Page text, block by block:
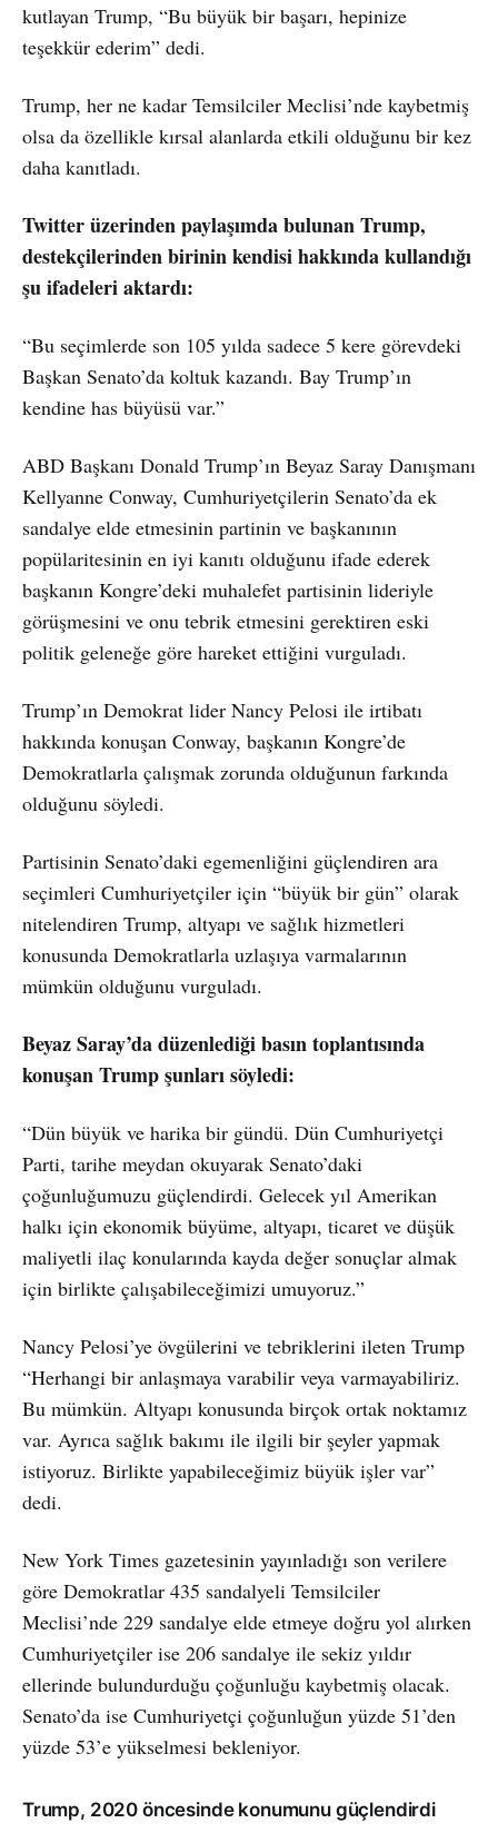
kutlayan Trump, “Bu büyük bir başarı, hepinize
teşekkür ederim” dedi.
Trump, her ne kadar Temsilciler Meclisi’nde kaybetmiş
olsa da özellikle kırsal alanlarda etkili olduğunu bir kez
daha kanıtladı.
Twitter üzerinden paylaşımda bulunan Trump,
destekçilerinden birinin kendisi hakkında kullandığı
şu ifadeleri aktardı:
“Bu seçimlerde son 105 yılda sadece 5 kere görevdeki
Başkan Senato’da koltuk kazandı. Bay Trump’ın
kendine has büyüsü var.”
ABD Başkanı Donald Trump’ın Beyaz Saray Danışmanı
Kellyanne Conway, Cumhuriyetçilerin Senato’da ek
sandalye elde etmesinin partinin ve başkanının
popülaritesinin en iyi kanıtı olduğunu ifade ederek
başkanın Kongre’deki muhalefet partisinin lideriyle
görüşmesini ve onu tebrik etmesini gerektiren eski
politik geleneğe göre hareket ettiğini vurguladı.
Trump’ın Demokrat lider Nancy Pelosi ile irtibatı
hakkında konuşan Conway, başkanın Kongre’de
Demokratlarla çalışmak zorunda olduğunun farkında
olduğunu söyledi.
Partisinin Senato’daki egemenliğini güçlendiren ara
seçimleri Cumhuriyetçiler için “büyük bir gün” olarak
nitelendiren Trump, altyapı ve sağlık hizmetleri
konusunda Demokratlarla uzlaşıya varmalarının
mümkün olduğunu vurguladı.
Beyaz Saray’da düzenlediği basın toplantısında
konuşan Trump şunları söyledi:
“Dün büyük ve harika bir gündü. Dün Cumhuriyetçi
Parti, tarihe meydan okuyarak Senato’daki
çoğunluğumuzu güçlendirdi. Gelecek yıl Amerikan
halkı için ekonomik büyüme, altyapı, ticaret ve düşük
maliyetli ilaç konularında kayda değer sonuçlar almak
için birlikte çalışabileceğimizi umuyoruz.”
Nancy Pelosi’ye övgülerini ve tebriklerini ileten Trump
“Herhangi bir anlaşmaya varabilir veya varmayabiliriz.
Bu mümkün. Altyapı konusunda birçok ortak noktamız
var. Ayrıca sağlık bakımı ile ilgili bir şeyler yapmak
istiyoruz. Birlikte yapabileceğimiz büyük işler var”
dedi.
New York Times gazetesinin yayınladığı son verilere
göre Demokratlar 435 sandalyeli Temsilciler
Meclisi’nde 229 sandalye elde etmeye doğru yol alırken
Cumhuriyetçiler ise 206 sandalye ile sekiz yıldır
ellerinde bulundurduğu çoğunluğu kaybetmiş olacak.
Senato’da ise Cumhuriyetçi çoğunluğun yüzde 51’den
yüzde 53’e yükselmesi bekleniyor.
Trump, 2020 öncesinde konumunu güçlendirdi